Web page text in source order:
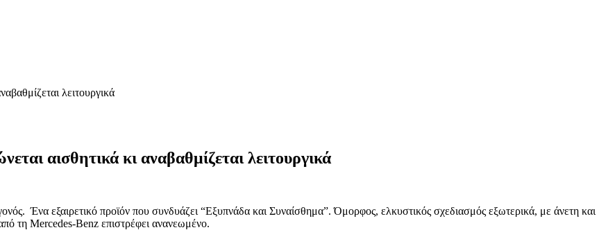
λειτουργικά
αισθητικά κι αναβαθμίζεται λειτουργικά
Ένα εξαιρετικό προϊόν που συνδυάζει “Εξυπνάδα και Συναίσθημα”. Όμορφος, ελκυστικός σχεδιασμός εξωτερικά, με άνετη και
τη Mercedes-Benz επιστρέφει ανανεωμένο.